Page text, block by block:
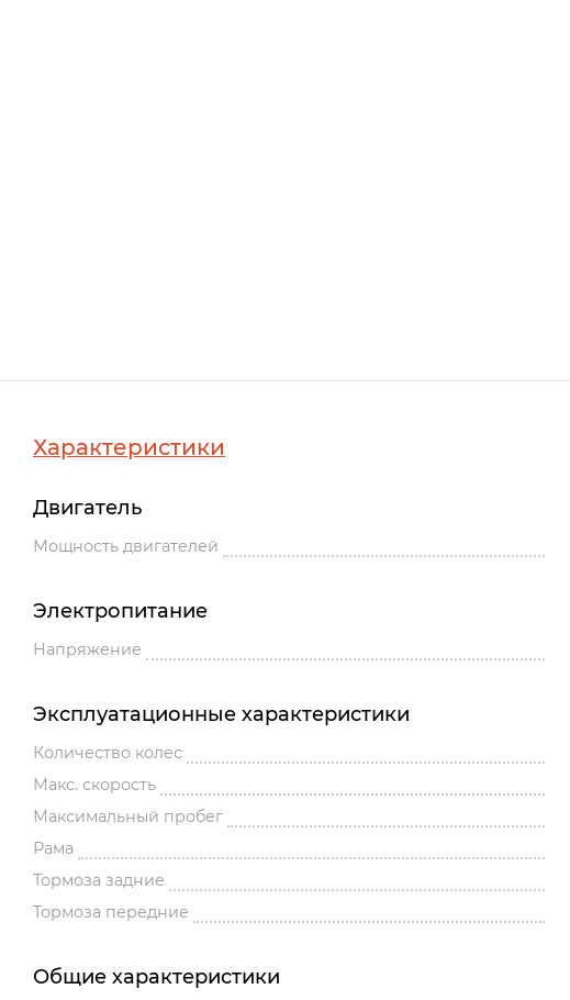
Характеристики
Двигатель
Мощность двигателей
Электропитание
Напряжение
Эксплуатационные характеристики
Количество колес
Макс. скорость
Максимальный пробег
Рама
Тормоза задние
Тормоза передние
Общие характеристики